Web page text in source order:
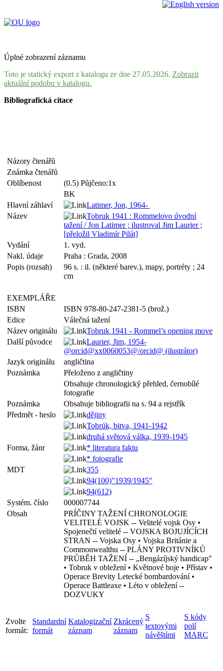
Úplné zobrazení záznamu
Toto je statický export z katalogu ze dne 27.05.2026. Zobrazit
aktuální podobu v katalogu.
Bibliografická citace
Názory čtenářů
Známka čtenářů
Oblíbenost
(0.5) Půjčeno:1x
BK
Hlavní záhlaví
Latimer, Jon, 1964-
Název
Tobruk 1941 : Rommelovo úvodní
tažení / Jon Latimer ; ilustroval Jim Laurier ;
[přeložil Vladimír Pilát]
Vydání
1. vyd.
Nakl. údaje
Praha : Grada, 2008
Popis (rozsah)
96 s. : il. (některé barev.), mapy, portréty ; 24
cm
EXEMPLÁŘE
ISBN
ISBN 978-80-247-2381-5 (brož.)
Edice
Válečná tažení
Název originálu
Tobruk 1941 - Rommel’s opening move
Další původce
Laurier, Jim, 1954-
@orcid@xx0060053@/orcid@ (ilustrátor)
Jazyk originálu
angličtina
Poznámka
Přeloženo z angličtiny
Obsahuje chronologický přehled, černobílé
fotografie
Poznámka
Obsahuje bibliografii na s. 94 a rejstřík
Předmět - heslo
dějiny
Tobrúk, bitva, 1941-1942
druhá světová válka, 1939-1945
Forma, žánr
* literatura faktu
* fotografie
MDT
355
94(100)"1939/1945"
94(612)
Systém. číslo
000007744
Obsah
PRÍČINY TAŽENÍ CHRONOLOGIE
VELITELÉ VOJSK -- Velitelé vojsk Osy •
Spojenečtí velitelé -- VOJSKA BOJUJÍCÍCH
STRAN -- Vojska Osy • Vojska Británie a
Commonwealthu -- PLÁNY PROTIVNÍKŮ
PRŮBĚH TAŽENÍ -- „Bengázíjský handicap"
• Tobruk v obležení • Květnové boje • Přístav •
Operace Brevity Letecké bombardování •
Operace Battleaxe • Léto v obležení --
DOZVUKY
Zvolte
formát:
Standardní
formát
Katalogizační
záznam
Zkrácený
záznam
S
textovými
návěštími
S kódy
polí
MARC